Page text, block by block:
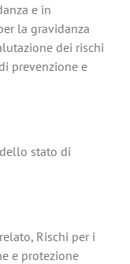
e in
la gravidanza
dei rischi
prevenzione e
stato di
Rischi per i
e protezione